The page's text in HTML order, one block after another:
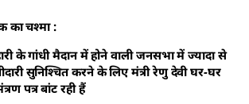
का चश्मा :
के गांधी मैदान में होने वाली जनसभा में ज्यादा से
सुनिश्चित करने के लिए मंत्री रेणु देवी घर-घर
पत्र बांट रही हैं